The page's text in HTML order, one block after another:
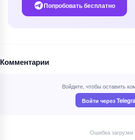
Попробовать бесплатно
Комментарии
Войдите, чтобы оставить
Войти через
Ошибка загрузки